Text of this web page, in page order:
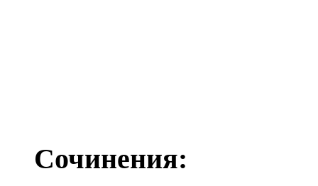
Сочинения: